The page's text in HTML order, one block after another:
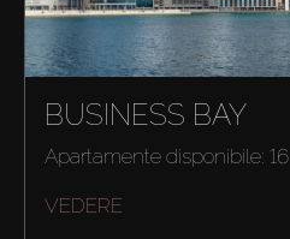
BUSINESS BAY
Apartamente disponibile: 16
VEDERE